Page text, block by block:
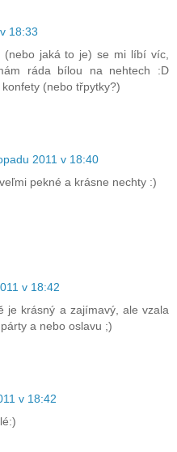
18:33
jaká to je) se mi líbí víc,
ráda bílou na nehtech :D
(nebo třpytky?)
2011 v 18:40
pekné a krásne nechty :)
v 18:42
je krásný a zajímavý, ale vzala
a nebo oslavu ;)
v 18:42